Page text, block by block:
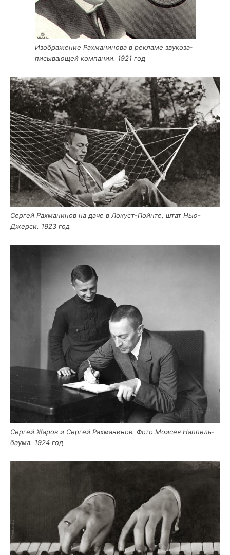
Изоб­ра­же­ние Рах­ма­ни­но­ва в рекла­ме зву­ко­за­
пи­сы­ва­ю­щей ком­па­нии. 1921 год
Сер­гей Рах­ма­ни­нов на даче в Локуст-Пойн­те, штат Нью-
Джер­си. 1923 год
Сер­гей Жаров и Сер­гей Рах­ма­ни­нов. Фото Мои­сея Нап­пель­
ба­у­ма. 1924 год